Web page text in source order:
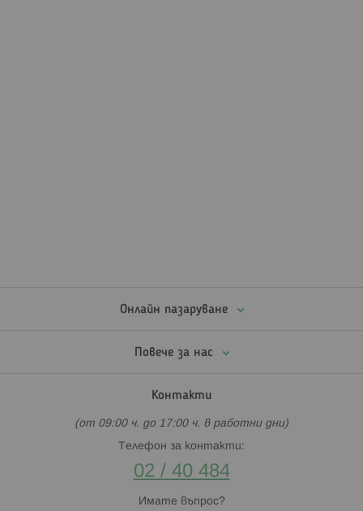
Онлайн пазаруване
Повече за нас
Контакти
(от 09:00 ч. до 17:00 ч. в работни дни)
Телефон за контакти:
02 / 40 484
Имате въпрос?